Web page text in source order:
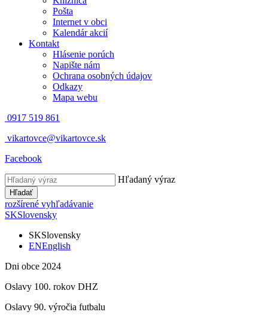
Pošta
Internet v obci
Kalendár akcií
Kontakt
Hlásenie porúch
Napište nám
Ochrana osobných údajov
Odkazy
Mapa webu
0917 519 861
vikartovce@vikartovce.sk
Facebook
Hľadaný výraz
Hľadať
rozšírené vyhľadávanie
SKSlovensky
SKSlovensky
ENEnglish
Dni obce 2024
Oslavy 100. rokov DHZ
Oslavy 90. výročia futbalu